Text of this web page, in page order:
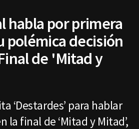
habla por primera
polémica decisión
de 'Mitad y
‘Destardes’ para hablar
la final de ‘Mitad y Mitad’,